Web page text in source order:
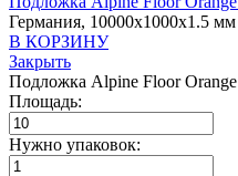
Германия, 10000x1000x1.5 мм
В КОРЗИНУ
Закрыть
Подложка Alpine Floor
Площадь:
Нужно упаковок: